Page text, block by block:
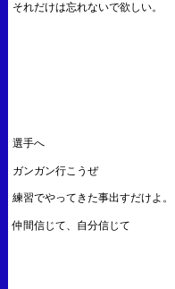
それだけは忘れないで欲しい。
選手へ
ガンガン行こうぜ
練習でやってきた事出すだけよ。
仲間信じて、自分信じて